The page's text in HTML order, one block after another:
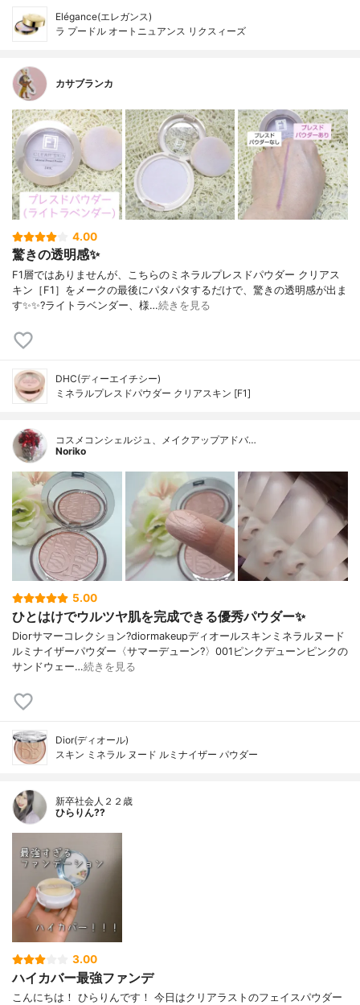
Elégance(エレガンス)
ラ プードル オートニュアンス リクスィーズ
カサブランカ
4.00
驚きの透明感✨
F1層ではありませんが、こちらのミネラルプレスドパウダー クリアス
キン［F1］をメークの最後にパタパタするだけで、驚きの透明感が出ま
す✨✨?ライトラベンダー、様…続きを見る
DHC(ディーエイチシー)
ミネラルプレスドパウダー クリアスキン [F1]
コスメコンシェルジュ、メイクアップアドバ…
Noriko
5.00
ひとはけでウルツヤ肌を完成できる優秀パウダー✨
Diorサマーコレクション?diormakeupディオールスキンミネラルヌード
ルミナイザーパウダー〈サマーデューン?️〉001ピンクデューンピンクの
サンドウェー…続きを見る
Dior(ディオール)
スキン ミネラル ヌード ルミナイザー パウダー
新卒社会人２２歳
ひらりん??
3.00
ハイカバー最強ファンデ
こんにちは！ ひらりんです！ 今日はクリアラストのフェイスパウダー